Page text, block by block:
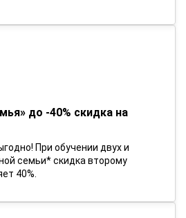
до -40% скидка на
При обучении двух и
семьи* скидка второму
40%.